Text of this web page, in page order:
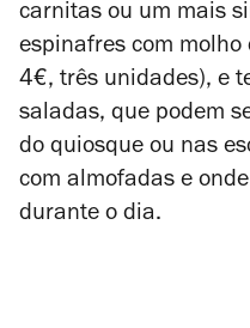
carnitas ou um mais
espinafres com
4€, três unidades), e
saladas, que podem
do quiosque ou nas
com almofadas e
durante o dia.